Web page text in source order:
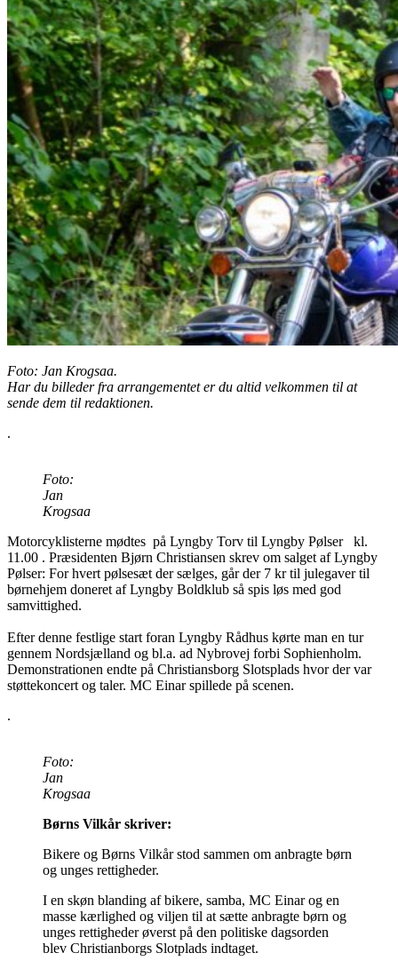
Foto: Jan Krogsaa.
Har du billeder fra arrangementet er du altid velkommen til at
sende dem til redaktionen.
.
Foto:
Jan
Krogsaa
Motorcyklisterne mødtes på Lyngby Torv til Lyngby Pølser kl.
11.00 . Præsidenten Bjørn Christiansen skrev om salget af Lyngby
Pølser: For hvert pølsesæt der sælges, går der 7 kr til julegaver til
børnehjem doneret af Lyngby Boldklub så spis løs med god
samvittighed.
Efter denne festlige start foran Lyngby Rådhus kørte man en tur
gennem Nordsjælland og bl.a. ad Nybrovej forbi Sophienholm.
Demonstrationen endte på Christiansborg Slotsplads hvor der var
støttekoncert og taler. MC Einar spillede på scenen.
.
Foto:
Jan
Krogsaa
Børns Vilkår skriver:
Bikere og Børns Vilkår stod sammen om anbragte børn
og unges rettigheder.
I en skøn blanding af bikere, samba, MC Einar og en
masse kærlighed og viljen til at sætte anbragte børn og
unges rettigheder øverst på den politiske dagsorden
blev Christianborgs Slotplads indtaget.